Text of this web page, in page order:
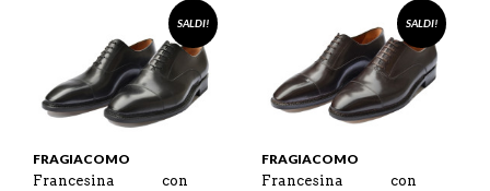
SALDI!
FRAGIACOMO
Francesina con
SALDI!
FRAGIACOMO
Francesina con